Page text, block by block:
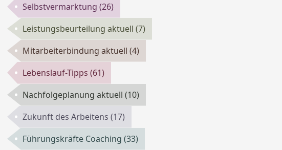
Selbstvermarktung (26)
Leistungsbeurteilung aktuell (7)
Mitarbeiterbindung aktuell (4)
Lebenslauf-Tipps (61)
Nachfolgeplanung aktuell (10)
Zukunft des Arbeitens (17)
Führungskräfte Coaching (33)